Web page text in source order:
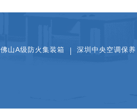
佛山A级防火集装箱 深圳中央空调保养